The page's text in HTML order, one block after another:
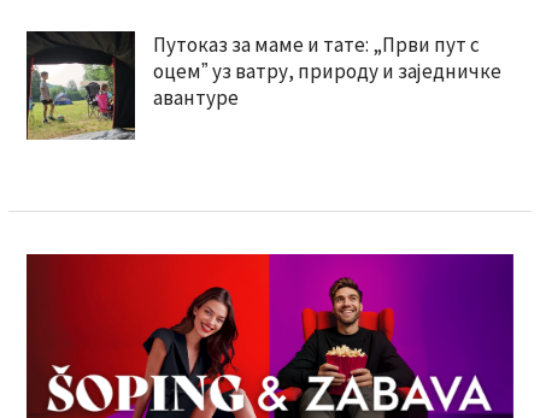
Путоказ за маме и тате: „Први пут с
оцемˮ уз ватру, природу и заједничке
авантуре